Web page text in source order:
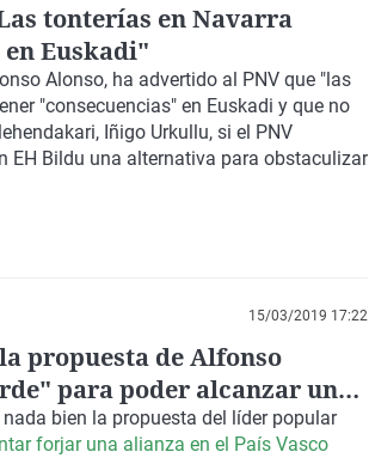
tonterías en Navarra
Euskadi"
Alonso, ha advertido al PNV que "las
"consecuencias" en Euskadi y que no
Iñigo Urkullu, si el PNV
EH Bildu una alternativa para obstaculizar
15/03/2019 17:22
propuesta de Alfonso
para poder alcanzar un
bien la propuesta del líder popular
forjar una alianza en el País Vasco